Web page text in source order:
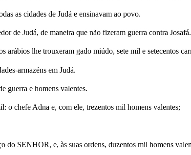
as cidades de Judá e ensinavam ao povo.
de Judá, de maneira que não fizeram guerra contra Josafá.
lhe trouxeram gado miúdo, sete mil e setecentos
armazéns em Judá.
guerra e homens valentes.
o chefe Adna e, com ele, trezentos mil homens valentes;
do SENHOR, e, às suas ordens, duzentos mil homens